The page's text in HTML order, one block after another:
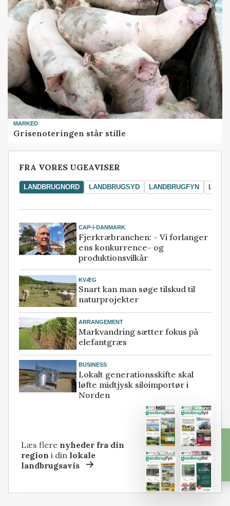
MARKED
Grisenoteringen står stille
FRA VORES UGEAVISER
LANDBRUGNORD LANDBRUGSYD LANDBRUGFYN
CAP-I-DANMARK
Fjerkræbranchen: - Vi forlanger
ens konkurrence- og
produktionsvilkår
KVÆG
Snart kan man søge tilskud til
naturprojekter
ARRANGEMENT
Markvandring sætter fokus på
elefantgræs
BUSINESS
Lokalt generationsskifte skal
løfte midtjysk siloimportør i
Norden
Læs flere nyheder fra din
region i dinlokale
landbrugsavis